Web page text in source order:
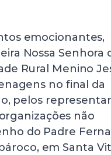
emocionantes,
Nossa Senhora
Rural Menino
no final da
pelos
não
do Padre
em Santa